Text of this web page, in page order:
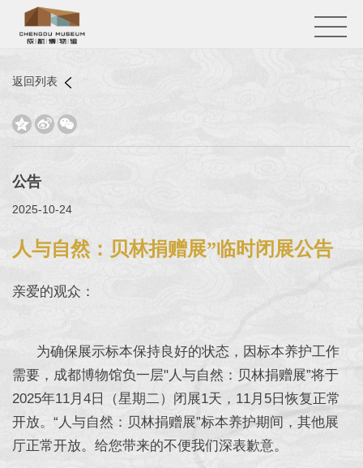
返回列表
  
公告
2025-10-24
人与自然：贝林捐赠展”临时闭展公告
亲爱的观众：
为确保展示标本保持良好的状态，因标本养护工作
需要，成都博物馆负一层"人与自然：贝林捐赠展”将于
2025年11月4日（星期二）闭展1天，11月5日恢复正常
开放。“人与自然：贝林捐赠展”标本养护期间，其他展
厅正常开放。给您带来的不便我们深表歉意。